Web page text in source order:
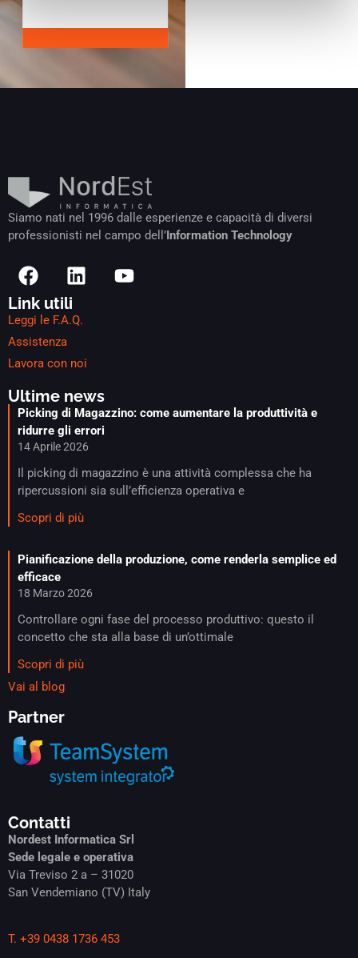
Siamo nati nel 1996 dalle esperienze e capacità di diversi
professionisti nel campo dell’Information Technology
Link utili
Leggi le F.A.Q.
Assistenza
Lavora con noi
Ultime news
Picking di Magazzino: come aumentare la produttività e
ridurre gli errori
14 Aprile 2026
Il picking di magazzino è una attività complessa che ha
ripercussioni sia sull’efficienza operativa e
Scopri di più
Pianificazione della produzione, come renderla semplice ed
efficace​
18 Marzo 2026
Controllare ogni fase del processo produttivo: questo il
concetto che sta alla base di un’ottimale
Scopri di più
Vai al blog
Partner
Contatti
Nordest Informatica Srl
Sede legale e operativa
Via Treviso 2 a – 31020
San Vendemiano (TV) Italy
T. +39 0438 1736 453